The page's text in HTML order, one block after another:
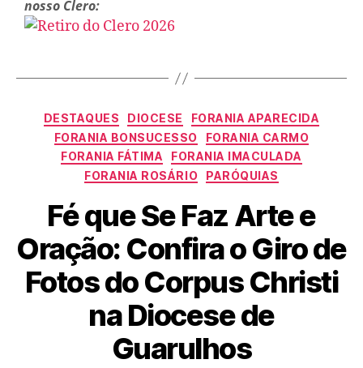
nosso Clero:
DESTAQUES DIOCESE
FORANIA APARECIDA
FORANIA BONSUCESSO
FORANIA CARMO
FORANIA FÁTIMA
FORANIA IMACULADA
FORANIA ROSÁRIO
PARÓQUIAS
Fé que Se Faz Arte e
Oração: Confira o Giro de
Fotos do Corpus Christi
na Diocese de
Guarulhos